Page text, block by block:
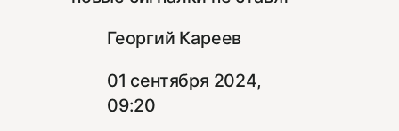
Георгий Кареев
01 сентября 2024,
09:20